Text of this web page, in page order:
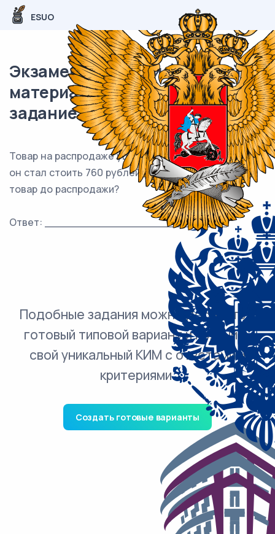
ESUO
Экзаменационный (типовой)
материал ЕГЭ / База / 15
задание (24) / 136
Товар на распродаже уценили на 20 %, после этого
он стал стоить 760 рублей. Сколько рублей стоил
товар до распродажи?
Ответ: ___________________________.
Подобные задания можно добавить в
готовый типовой вариант и получить
свой уникальный КИМ с ответами и
критериями.
Создать готовые варианты